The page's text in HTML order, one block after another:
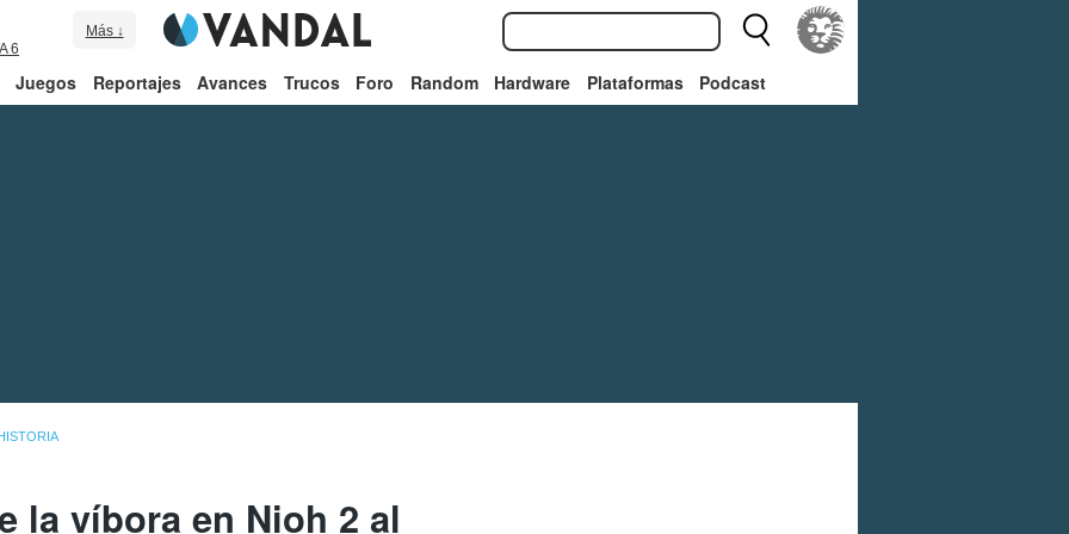
6
Más ↓
Juegos Reportajes Avances Trucos Foro Random Hardware Plataformas Podcast
la víbora en Nioh 2 al